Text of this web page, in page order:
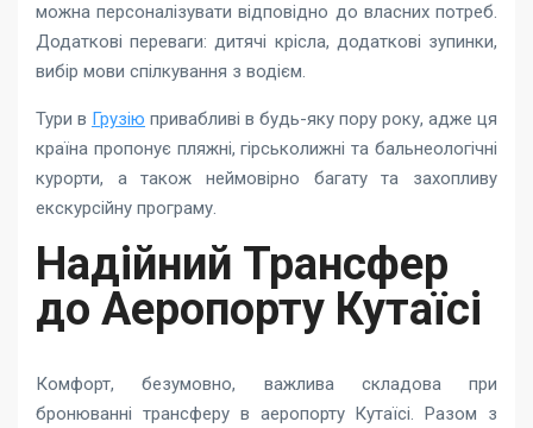
можна персоналізувати відповідно до власних потреб.
Додаткові переваги: дитячі крісла, додаткові зупинки,
вибір мови спілкування з водієм.
Тури в Грузію привабливі в будь-яку пору року, адже ця
країна пропонує пляжні, гірськолижні та бальнеологічні
курорти, а також неймовірно багату та захопливу
екскурсійну програму.
Надійний Трансфер
до Аеропорту Кутаїсі
Комфорт, безумовно, важлива складова при
бронюванні трансферу в аеропорту Кутаїсі. Разом з